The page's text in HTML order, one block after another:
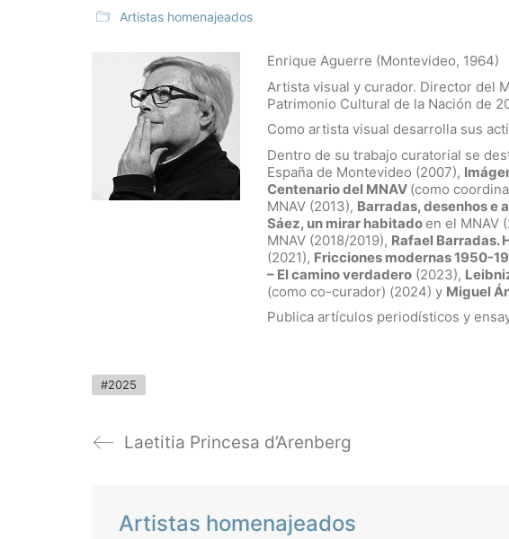
Artistas homenajeados
Enrique Aguerre (Montevideo, 1964)
Artista visual y curador. Director del
Patrimonio Cultural de la Nación de
Como artista visual desarrolla sus
Dentro de su trabajo curatorial se
España de Montevideo (2007),
Centenario del MNAV (como
MNAV (2013), Barradas, desenhos e
Sáez, un mirar habitado en el MNAV
MNAV (2018/2019), Rafael Barradas.
(2021), Fricciones modernas 1950-
– El camino verdadero (2023),
(como co-curador) (2024) y Miguel
Publica artículos periodísticos y
#2025
Laetitia Princesa d’Arenberg
Artistas homenajeados